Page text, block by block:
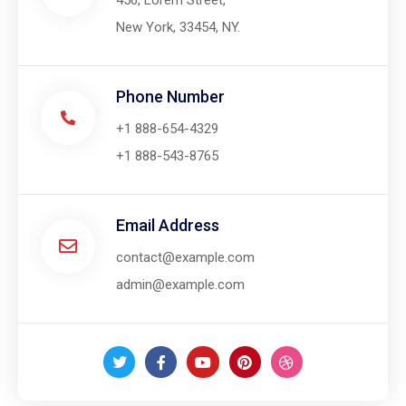
New York, 33454, NY.
Phone Number
+1 888-654-4329
+1 888-543-8765
Email Address
contact@example.com
admin@example.com